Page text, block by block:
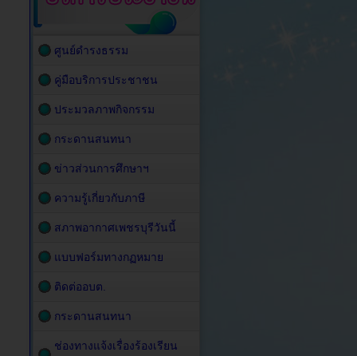
ศูนย์ดำรงธรรม
คู่มือบริการประชาชน
ประมวลภาพกิจกรรม
กระดานสนทนา
ข่าวส่วนการศึกษาฯ
ความรู้เกี่ยวกับภาษี
สภาพอากาศเพชรบุรีวันนี้
แบบฟอร์มทางกฏหมาย
ติดต่ออบต.
กระดานสนทนา
ช่องทางแจ้งเรื่องร้องเรียน